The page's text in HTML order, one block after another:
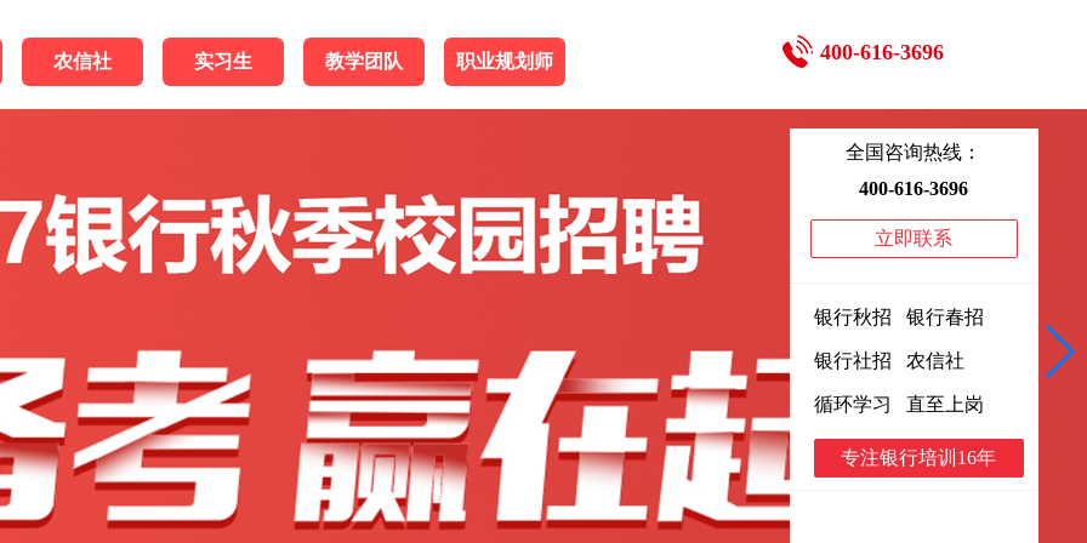
农信社 实习生 教学团队 职业规划师 400-616-3696
全国咨询热线：
400-616-3696
立即联系
银行秋招 银行春招
银行社招 农信社
循环学习 直至上岗
专注银行培训16年